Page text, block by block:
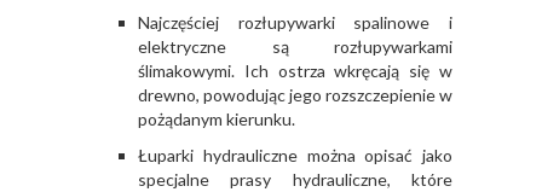
Najczęściej rozłupywarki spalinowe i
elektryczne są rozłupywarkami
ślimakowymi. Ich ostrza wkręcają się w
drewno, powodując jego rozszczepienie w
pożądanym kierunku.
Łuparki hydrauliczne można opisać jako
specjalne prasy hydrauliczne, które